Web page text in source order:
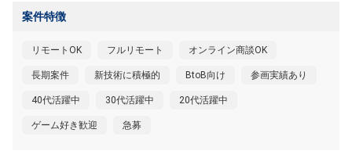
案件特徴
リモートOK フルリモート オンライン商談OK
長期案件 新技術に積極的 BtoB向け 参画実績あり
40代活躍中 30代活躍中 20代活躍中
ゲーム好き歓迎 急募